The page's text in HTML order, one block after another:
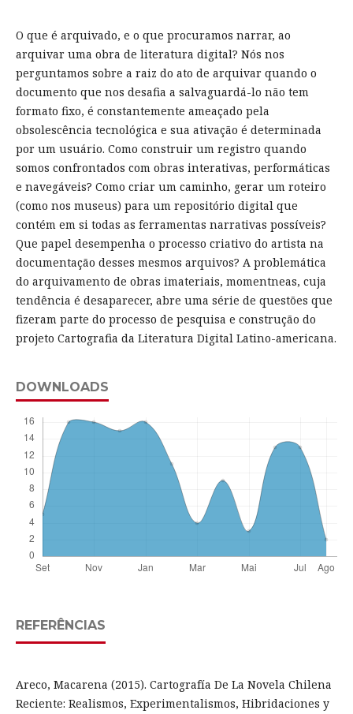
O que é arquivado, e o que procuramos narrar, ao
arquivar uma obra de literatura digital? Nós nos
perguntamos sobre a raiz do ato de arquivar quando o
documento que nos desafia a salvaguardá-lo não tem
formato fixo, é constantemente ameaçado pela
obsolescência tecnológica e sua ativação é determinada
por um usuário. Como construir um registro quando
somos confrontados com obras interativas, performáticas
e navegáveis? Como criar um caminho, gerar um roteiro
(como nos museus) para um repositório digital que
contém em si todas as ferramentas narrativas possíveis?
Que papel desempenha o processo criativo do artista na
documentação desses mesmos arquivos? A problemática
do arquivamento de obras imateriais, momentneas, cuja
tendência é desaparecer, abre uma série de questões que
fizeram parte do processo de pesquisa e construção do
projeto Cartografia da Literatura Digital Latino-americana.
DOWNLOADS
REFERÊNCIAS
Areco, Macarena (2015). Cartografía De La Novela Chilena
Reciente: Realismos, Experimentalismos, Hibridaciones y